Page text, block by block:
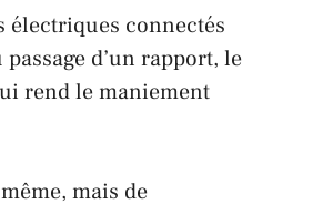
électriques connectés
passage d’un rapport, le
rend le maniement
mais de